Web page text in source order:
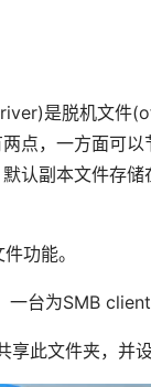
是脱机文件
点，一方面可
认副本文件存
功能。
一台为SMB
此文件夹，并